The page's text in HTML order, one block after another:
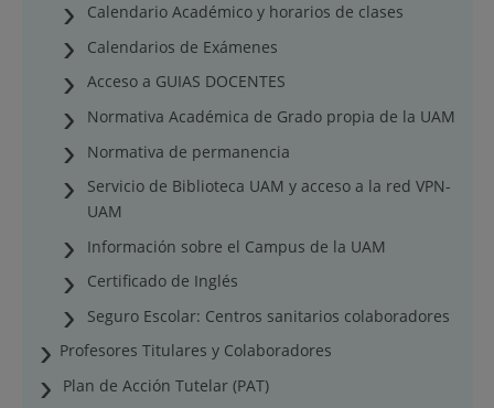
Calendario Académico y horarios de clases
Calendarios de Exámenes
Acceso a GUIAS DOCENTES
Normativa Académica de Grado propia de la UAM
Normativa de permanencia
Servicio de Biblioteca UAM y acceso a la red VPN-
UAM
Información sobre el Campus de la UAM
Certificado de Inglés
Seguro Escolar: Centros sanitarios colaboradores
Profesores Titulares y Colaboradores
Plan de Acción Tutelar (PAT)